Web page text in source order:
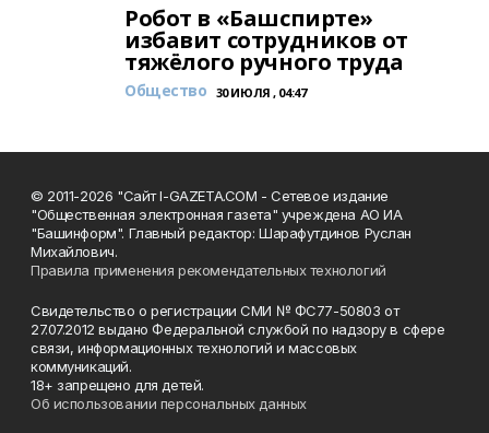
Робот в «Башспирте»
избавит сотрудников от
тяжёлого ручного труда
Общество 30 ИЮЛЯ , 04:47
© 2011-2026 "Сайт I-GAZETA.COM - Сетевое издание
"Общественная электронная газета" учреждена АО ИА
"Башинформ". Главный редактор: Шарафутдинов Руслан
Михайлович.
Правила применения рекомендательных технологий
Свидетельство о регистрации СМИ № ФС77-50803 от
27.07.2012 выдано Федеральной службой по надзору в сфере
связи, информационных технологий и массовых
коммуникаций.
18+ запрещено для детей.
Об использовании персональных данных